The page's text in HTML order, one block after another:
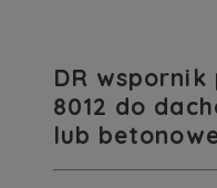
DR wspornik
8012 do
lub